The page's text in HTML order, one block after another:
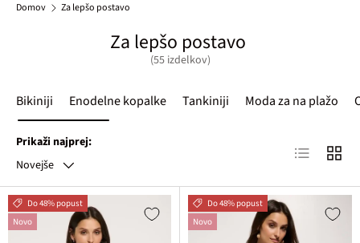
Domov Za lepšo postavo
Za lepšo postavo
(55 izdelkov)
Bikiniji Enodelne kopalke Tankiniji Moda za na plažo
Prikaži najprej:
Novejše
Lista
Do 48% popust
Novo
Do 48% popust
Novo